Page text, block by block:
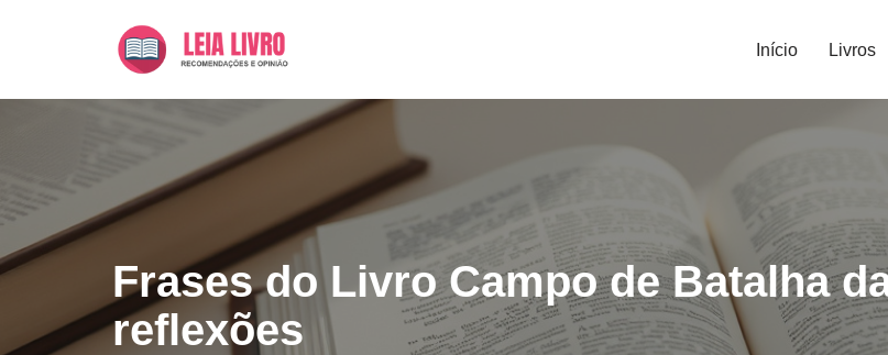
Início Livros
Frases do Livro Campo de Batalha
reflexões